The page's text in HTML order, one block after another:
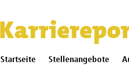
Startseite Stellenangebote